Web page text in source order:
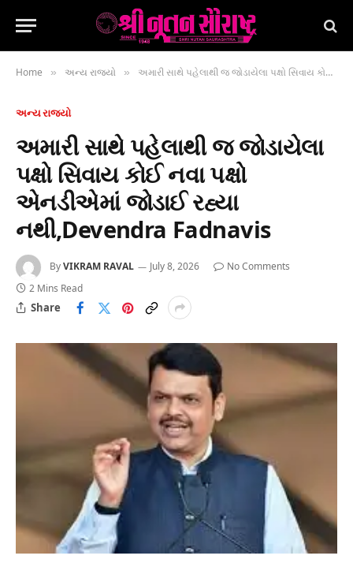
Home » અન્ય રાજ્યો » અમારી સાથે પહેલાથી જ જોડાયેલા પક્ષો સિવાય કોઈ નવા પક્ષો એનડીએમાં જોડાઈ રહ્યા નથી,Devendra Fadnavis
અન્ય રાજ્યો
અમારી સાથે પહેલાથી જ જોડાયેલા
પક્ષો સિવાય કોઈ નવા પક્ષો
એનડીએમાં જોડાઈ રહ્યા
નથી,Devendra Fadnavis
ByVIKRAM RAVAL July 8, 2026
No Comments
2 Mins Read
Share